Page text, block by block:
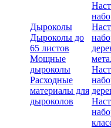
Дыроколы
Дыроколы до
65 листов
Мощные
дыроколы
Расходные
материалы для
дыроколов